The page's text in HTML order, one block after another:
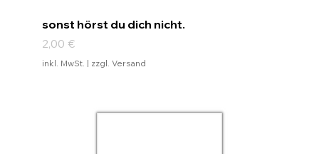
sonst hörst du dich nicht.
Preis
2,00 €
inkl. MwSt. | zzgl. Versand